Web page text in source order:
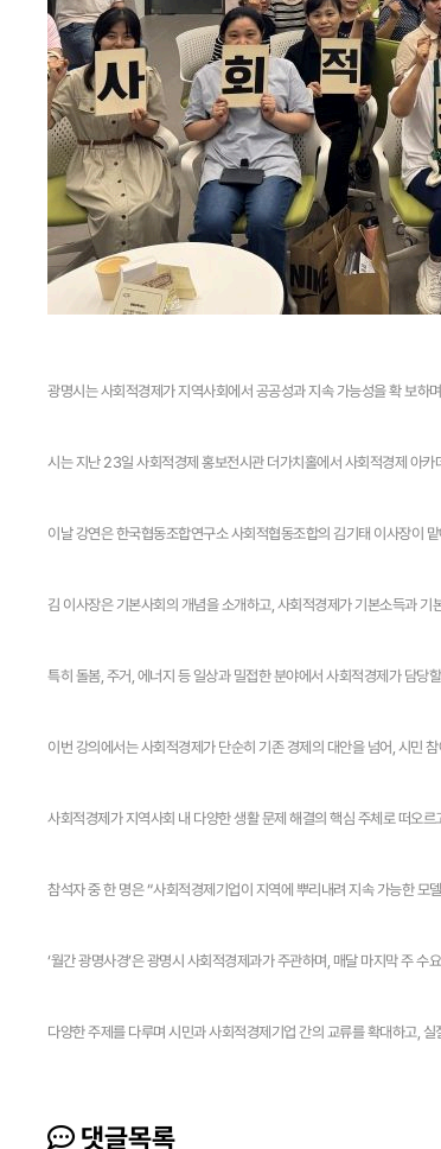
광명시는 사회적경제가 지역사회에서 공공성과 지속 가능성을 확 보하
시는 지난 23일 사회적경제 홍보전시관 더가치홀에서 사회적경제 아카
이날 강연은 한국협동조합연구소 사회적협동조합의 김기태 이사장이
김 이사장은 기본사회의 개념을 소개하고, 사회적경제가 기본소득과 기
특히 돌봄, 주거, 에너지 등 일상과 밀접한 분야에서 사회적경제가 담
이번 강의에서는 사회적경제가 단순히 기존 경제의 대안을 넘어, 시민
사회적경제가 지역사회 내 다양한 생활 문제 해결의 핵심 주체로 떠오
참석자 중 한 명은 “사회적경제기업이 지역에 뿌리내려 지속 가능한 모
‘월간 광명사경’은 광명시 사회적경제과가 주관하며, 매달 마지막 주
다양한 주제를 다루며 시민과 사회적경제기업 간의 교류를 확대하고,
댓글목록